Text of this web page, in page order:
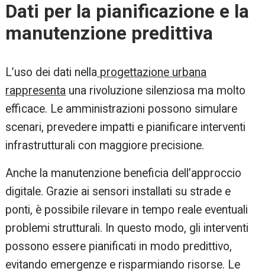
Dati per la pianificazione e la
manutenzione predittiva
L’uso dei dati nella progettazione urbana
rappresenta una rivoluzione silenziosa ma molto
efficace. Le amministrazioni possono simulare
scenari, prevedere impatti e pianificare interventi
infrastrutturali con maggiore precisione.
Anche la manutenzione beneficia dell’approccio
digitale. Grazie ai sensori installati su strade e
ponti, è possibile rilevare in tempo reale eventuali
problemi strutturali. In questo modo, gli interventi
possono essere pianificati in modo predittivo,
evitando emergenze e risparmiando risorse. Le